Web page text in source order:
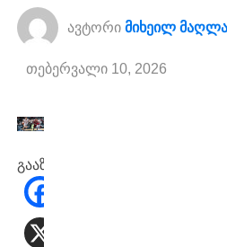
ავტორი მიხეილ
თებერვალი 10, 2026
გააზიარეთ